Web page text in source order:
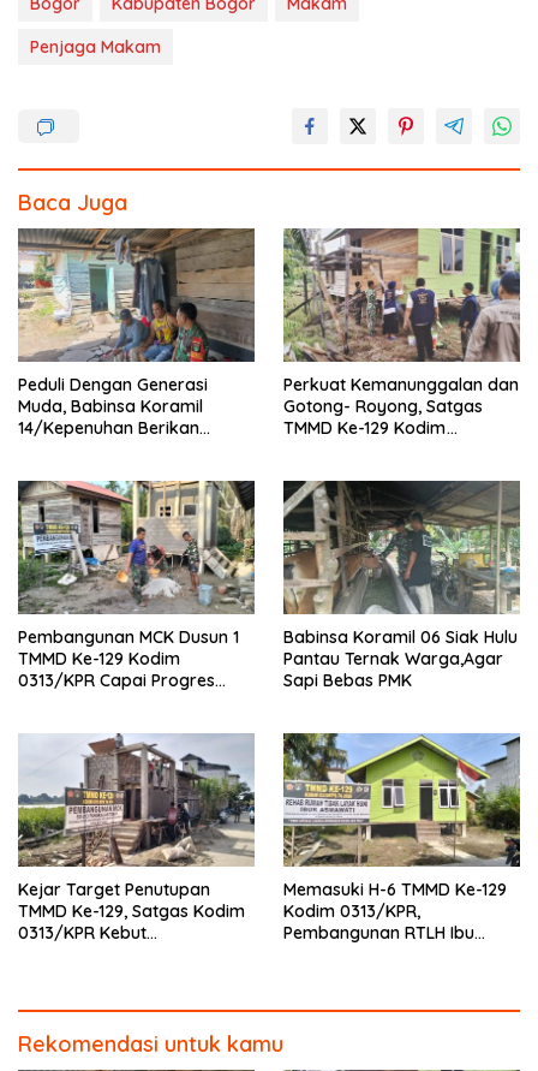
o
k
Penjaga Makam
Baca Juga
Peduli Dengan Generasi
Muda, Babinsa Koramil
14/Kepenuhan Berikan
Perkuat Kemanunggalan dan
Gotong- Royong, Satgas
TMMD Ke-129 Kodim
Rumah Bapak Dedi
Pembangunan MCK Dusun 1
TMMD Ke-129 Kodim
0313/KPR Capai Progres
Babinsa Koramil 06 Siak Hulu
Pantau Ternak Warga,Agar
Sapi Bebas PMK
Kejar Target Penutupan
TMMD Ke-129, Satgas Kodim
0313/KPR Kebut
Memasuki H-6 TMMD Ke-129
Kodim 0313/KPR,
Pembangunan RTLH Ibu
Rekomendasi untuk kamu